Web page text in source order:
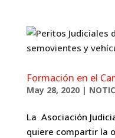
Formación en el
May 28, 2020|
La Asociación
quiere compartir la